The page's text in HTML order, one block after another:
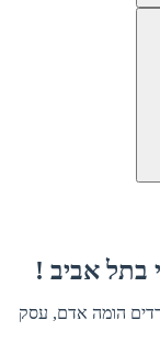
בתל אביב !
הומה אדם, עסק